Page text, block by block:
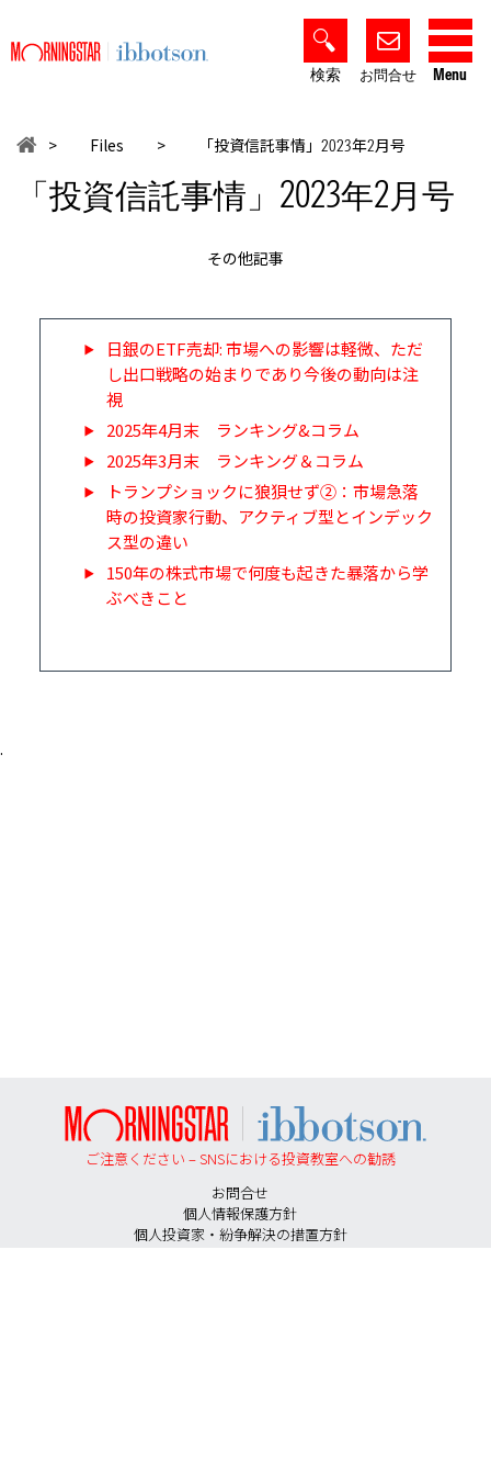
Menu
お問合せ
検索
> Files > 「投資信託事情」 2023年2月号
「投資信託事情」 2023年2月号
その他記事
日銀のETF売却: 市場への影響は軽微、ただ
し出口戦略の始まりであり今後の動向は注
視
2025年4月末 ランキング&コラム
2025年3月末 ランキング＆コラム
トランプショックに狼狽せず②：市場急落
時の投資家行動、アクティブ型とインデック
ス型の違い
150年の株式市場で何度も起きた暴落から学
ぶべきこと
ご注意ください – SNSにおける投資教室への勧誘
お問合せ
個人情報保護方針
個人投資家・紛争解決の措置方針